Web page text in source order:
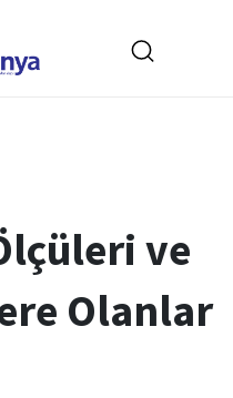
ve
Olanlar